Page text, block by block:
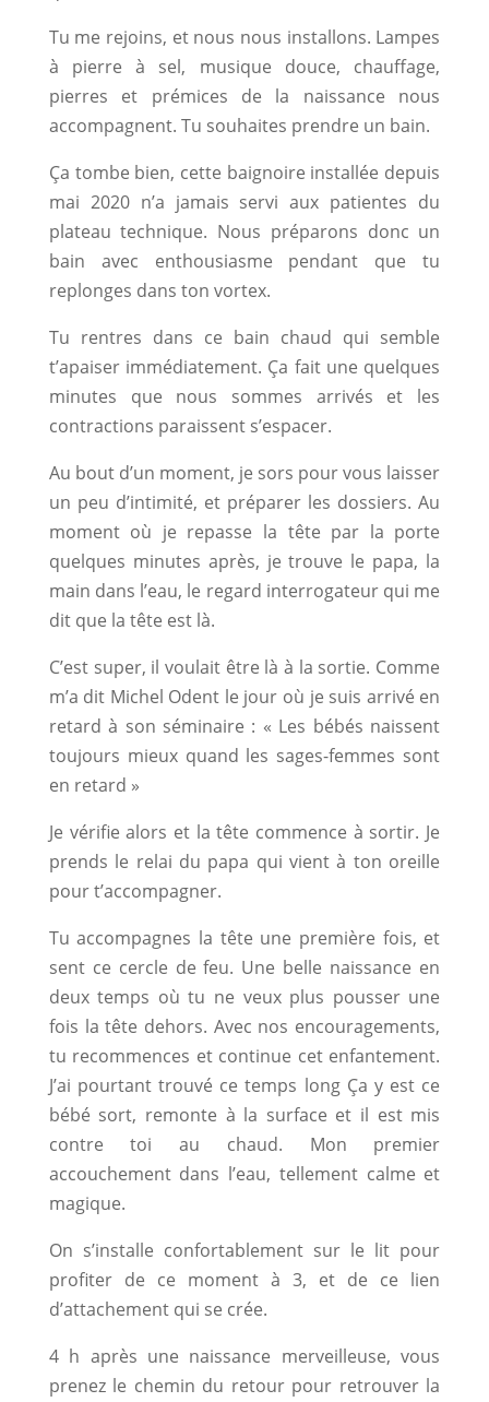
Tu me rejoins, et nous nous installons. Lampes
à pierre à sel, musique douce, chauffage,
pierres et prémices de la naissance nous
accompagnent. Tu souhaites prendre un bain.
Ça tombe bien, cette baignoire installée depuis
mai 2020 n’a jamais servi aux patientes du
plateau technique. Nous préparons donc un
bain avec enthousiasme pendant que tu
replonges dans ton vortex.
Tu rentres dans ce bain chaud qui semble
t’apaiser immédiatement. Ça fait une quelques
minutes que nous sommes arrivés et les
contractions paraissent s’espacer.
Au bout d’un moment, je sors pour vous laisser
un peu d’intimité, et préparer les dossiers. Au
moment où je repasse la tête par la porte
quelques minutes après, je trouve le papa, la
main dans l’eau, le regard interrogateur qui me
dit que la tête est là.
C’est super, il voulait être là à la sortie. Comme
m’a dit Michel Odent le jour où je suis arrivé en
retard à son séminaire : « Les bébés naissent
toujours mieux quand les sages-femmes sont
en retard »
Je vérifie alors et la tête commence à sortir. Je
prends le relai du papa qui vient à ton oreille
pour t’accompagner.
Tu accompagnes la tête une première fois, et
sent ce cercle de feu. Une belle naissance en
deux temps où tu ne veux plus pousser une
fois la tête dehors. Avec nos encouragements,
tu recommences et continue cet enfantement.
J’ai pourtant trouvé ce temps long Ça y est ce
bébé sort, remonte à la surface et il est mis
contre toi au chaud. Mon premier
accouchement dans l’eau, tellement calme et
magique.
On s’installe confortablement sur le lit pour
profiter de ce moment à 3, et de ce lien
d’attachement qui se crée.
4 h après une naissance merveilleuse, vous
prenez le chemin du retour pour retrouver la